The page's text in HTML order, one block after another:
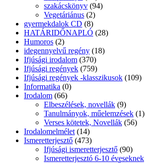
szakácskönyv (94)
Vegetáriánus (2)
gyermekdalok CD (8)
HATÁRIDŐNAPLÓ (28)
Humoros (2)
idegennyelvű regény (18)
Ifjúsági irodalom (370)
Ifjúsági regények (759)
Ifjúsági regények -klasszikusok (109)
Informatika (0)
Irodalom (66)
Elbeszélések, novellák (9)
Tanulmányok, műelemzések (1)
Verses kötetek, Novellák (56)
Irodalomelmélet (14)
Ismeretterjesztő (473)
Ifjúsági ismeretterjesztő (90)
Ismeretterjesztó 6-10 éveseknek